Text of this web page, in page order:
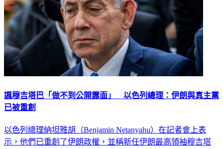
諷穆吉塔巴「做不到公開露面」 以色列總理：伊朗與真主黨
已被重創
以色列總理納坦雅胡（Benjamin Netanyahu）在記者會上表
示，他們已重創了伊朗政權，並稱新任伊朗最高領袖穆吉塔